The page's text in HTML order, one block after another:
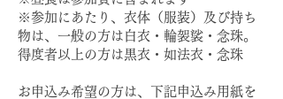
※参加にあたり、衣体（服装）及び持ち
物は、一般の方は白衣・輪袈裟・念珠。
得度者以上の方は黒衣・如法衣・念珠
お申込み希望の方は、下記申込み用紙を